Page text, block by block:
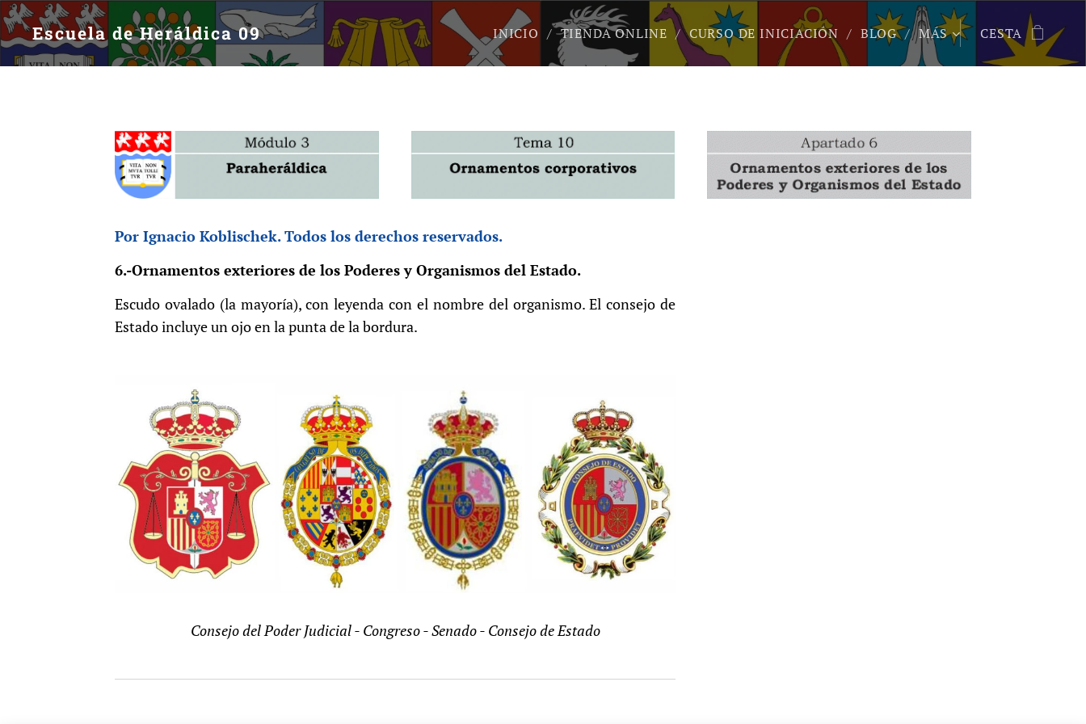
Escuela de Heráldica 09 INICIO TIENDA ONLINE CURSO DE INICIACIÓN BLOG MÁS CESTA
Por Ignacio Koblischek. Todos los derechos reservados.
6.-Ornamentos exteriores de los Poderes y Organismos del Estado.
Escudo ovalado (la mayoría), con leyenda con el nombre del organismo. El consejo de
Estado incluye un ojo en la punta de la bordura.
Consejo del Poder Judicial - Congreso - Senado - Consejo de Estado